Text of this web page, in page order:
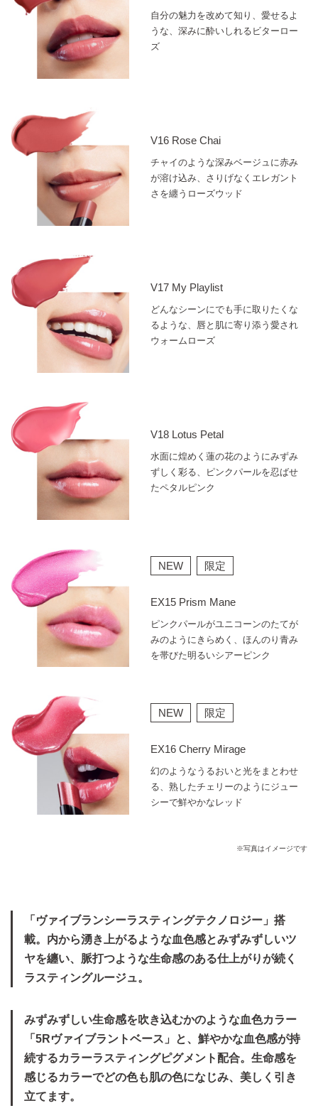
自分の魅力を改めて知り、愛せるよ
うな、深みに酔いしれるビターロー
ズ
V16 Rose Chai
チャイのような深みベージュに赤み
が溶け込み、さりげなくエレガント
さを纏うローズウッド
V17 My Playlist
どんなシーンにでも手に取りたくな
るような、唇と肌に寄り添う愛され
ウォームローズ
V18 Lotus Petal
水面に煌めく蓮の花のようにみずみ
ずしく彩る、ピンクパールを忍ばせ
たペタルピンク
NEW 限定
EX15 Prism Mane
ピンクパールがユニコーンのたてが
みのようにきらめく、ほんのり青み
を帯びた明るいシアーピンク
NEW 限定
EX16 Cherry Mirage
幻のようなうるおいと光をまとわせ
る、熟したチェリーのようにジュー
シーで鮮やかなレッド
※写真はイメージです
「ヴァイブランシーラスティングテクノロジー」搭
載。内から湧き上がるような血色感とみずみずしいツ
ヤを纏い、脈打つような生命感のある仕上がりが続く
ラスティングルージュ。
みずみずしい生命感を吹き込むかのような血色カラー
「5Rヴァイブラントベース」と、鮮やかな血色感が持
続するカラーラスティングピグメント配合。生命感を
感じるカラーでどの色も肌の色になじみ、美しく引き
立てます。